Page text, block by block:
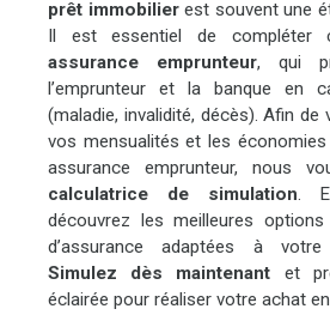
prêt immobilierest souvent une
Il est essentiel de compléter
assurance emprunteur, qui
l’emprunteur et la banque en
(maladie, invalidité, décès). Afin
vos mensualités et les
assurance emprunteur, nous
calculatrice de simulation.
découvrez les meilleures
d’assurance adaptées à
Simulez dès maintenant et
éclairée pour réaliser votre achat